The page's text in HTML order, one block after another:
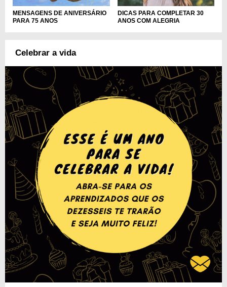
MENSAGENS DE ANIVERSÁRIO
PARA 75 ANOS
DICAS PARA COMPLETAR 30
ANOS COM ALEGRIA
Celebrar a vida